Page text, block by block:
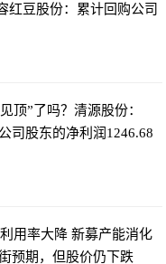
红豆股份：累计回购公司
顶”了吗？ 清源股份：
司股东的净利润1246.68
用率大降 新募产能消化
预期，但股价仍下跌